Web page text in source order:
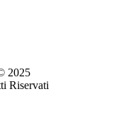
2025
Riservati